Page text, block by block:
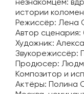
истории
Режиссёр: Лена
Автор
Художник:
Звукорежиссёр:
Продюсер:
Композитор и
Актёры: Полина